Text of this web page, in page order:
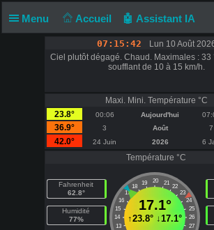
Menu Accueil 🤖 Assistant IA
07:15:42
Lun 10 Août
Ciel plutôt dégagé. Chaud. Maximales : 33
soufflant de 10 à 15 km/h.
Maxi. Mini. Température °C
23.8°
00:06 Aujourd'hui
36.9°
3 Août 7
42.0°
24 Juin 2026 6
Température °C
Fahrenheit
62.8°
Humidité
77%
20
19 21
18
22
17
23
16
24
15
25
14
26
13
27
17.1°
↑23.8° ↓17.1°